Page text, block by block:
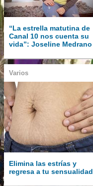
“La estrella matutina de
Canal 10 nos cuenta su
vida”: Joseline Medrano
Varios
Elimina las estrías y
regresa a tu sensualidad